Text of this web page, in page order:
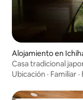
Alojamiento en
Casa tradicional
Ubicación · Familiar ·